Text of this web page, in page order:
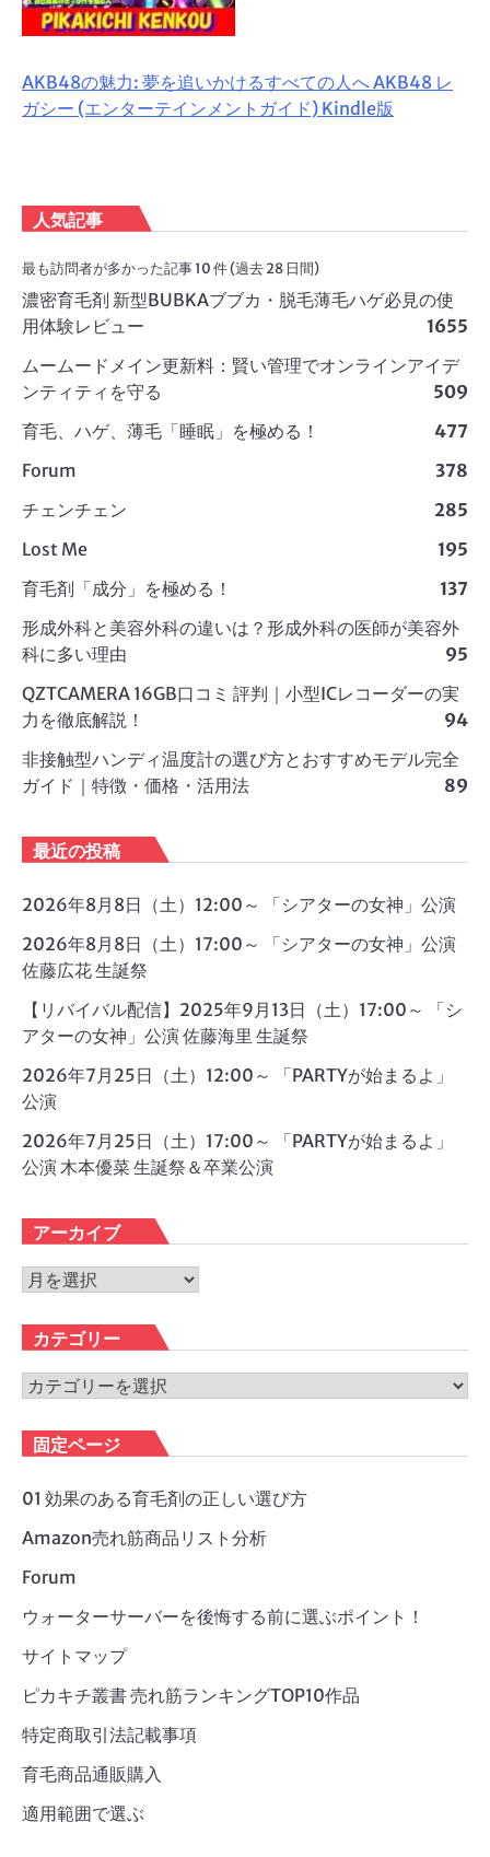
AKB48の魅力: 夢を追いかけるすべての人へ AKB48 レ
ガシー (エンターテインメントガイド) Kindle版
人気記事
最も訪問者が多かった記事 10 件 (過去 28 日間)
濃密育毛剤 新型BUBKAブブカ・脱毛薄毛ハゲ必見の使
用体験レビュー
1655
ムームードメイン更新料：賢い管理でオンラインアイデ
ンティティを守る
509
育毛、ハゲ、薄毛「睡眠」を極める！
477
Forum
378
チェンチェン
285
Lost Me
195
育毛剤「成分」を極める！
137
形成外科と美容外科の違いは？形成外科の医師が美容外
科に多い理由
95
QZTCAMERA 16GB口コミ 評判｜小型ICレコーダーの実
力を徹底解説！
94
非接触型ハンディ温度計の選び方とおすすめモデル完全
ガイド｜特徴・価格・活用法
89
最近の投稿
2026年8月8日（土）12:00～ 「シアターの女神」公演
2026年8月8日（土）17:00～ 「シアターの女神」公演
佐藤広花 生誕祭
【リバイバル配信】2025年9月13日（土）17:00～ 「シ
アターの女神」公演 佐藤海里 生誕祭
2026年7月25日（土）12:00～ 「PARTYが始まるよ」
公演
2026年7月25日（土）17:00～ 「PARTYが始まるよ」
公演 木本優菜 生誕祭＆卒業公演
アーカイブ
ア
カ
イ
ブ
カテゴリー
カ
ゴ
リ
ー
固定ページ
01 効果のある育毛剤の正しい選び方
Amazon売れ筋商品リスト分析
Forum
ウォーターサーバーを後悔する前に選ぶポイント！
サイトマップ
ピカキチ叢書 売れ筋ランキングTOP10作品
特定商取引法記載事項
育毛商品通販購入
適用範囲で選ぶ